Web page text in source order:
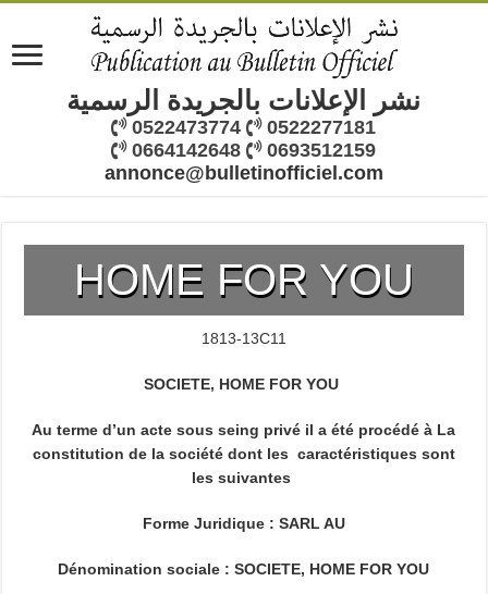
نشر الإعلانات بالجريدة الرسمية
0522473774
0522277181
0664142648
0693512159
annonce@bulletinofficiel.com
HOME FOR YOU
1813-13C11
SOCIETE, HOME FOR YOU
Au terme d’un acte sous seing privé il a été procédé à La
constitution de la société dont les caractéristiques sont
les suivantes
Forme Juridique : SARL AU
Dénomination sociale : SOCIETE, HOME FOR YOU